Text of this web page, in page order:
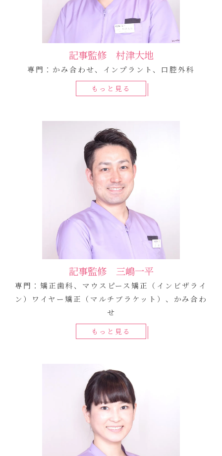
記事監修 村津大地
専門：かみ合わせ、インプラント、口腔外科
もっと見る
記事監修 三嶋一平
専門：矯正歯科、マウスピース矯正（インビザライ
ン）ワイヤー矯正（マルチブラケット）、かみ合わ
せ
もっと見る